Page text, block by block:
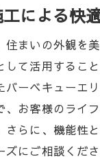
による快
住まいの外観を
して活用するこ
バーベキューエ
、お客様のライ
さらに、機能性
にご相談くださ